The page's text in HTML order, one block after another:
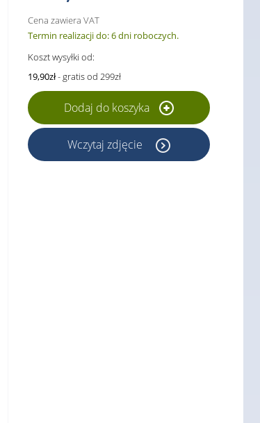
Cena zawiera VAT
Termin realizacji do: 6 dni roboczych.
Koszt wysyłki od:
19,90zł- gratis od 299zł
Dodaj do koszyka
Wczytaj zdjęcie